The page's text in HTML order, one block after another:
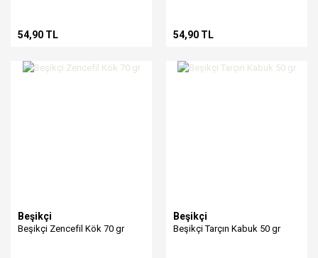
54,90 TL 54,90 TL
Beşikçi
Beşikçi Zencefil Kök 70 gr
Beşikçi
Beşikçi Tarçın Kabuk 50 gr